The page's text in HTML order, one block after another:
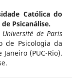
Católica do
Psicanálise.
Université de Paris
de Psicologia da
(PUC-Rio).